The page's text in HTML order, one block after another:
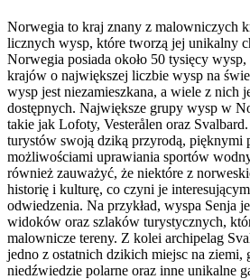
Norwegia to kraj znany z malowniczych
licznych wysp, które tworzą jej unikalny
Norwegia posiada około 50 tysięcy
krajów o największej liczbie wysp na
wysp jest niezamieszkana, a wiele z nich
dostępnych. Największe grupy wysp w
takie jak Lofoty, Vesterålen oraz
turystów swoją dziką przyrodą, pięknymi
możliwościami uprawiania sportów
również zauważyć, że niektóre z
historię i kulturę, co czyni je
odwiedzenia. Na przykład, wyspa Senja
widoków oraz szlaków turystycznych,
malownicze tereny. Z kolei archipelag
jedno z ostatnich dzikich miejsc na ziemi,
niedźwiedzie polarne oraz inne unikalne